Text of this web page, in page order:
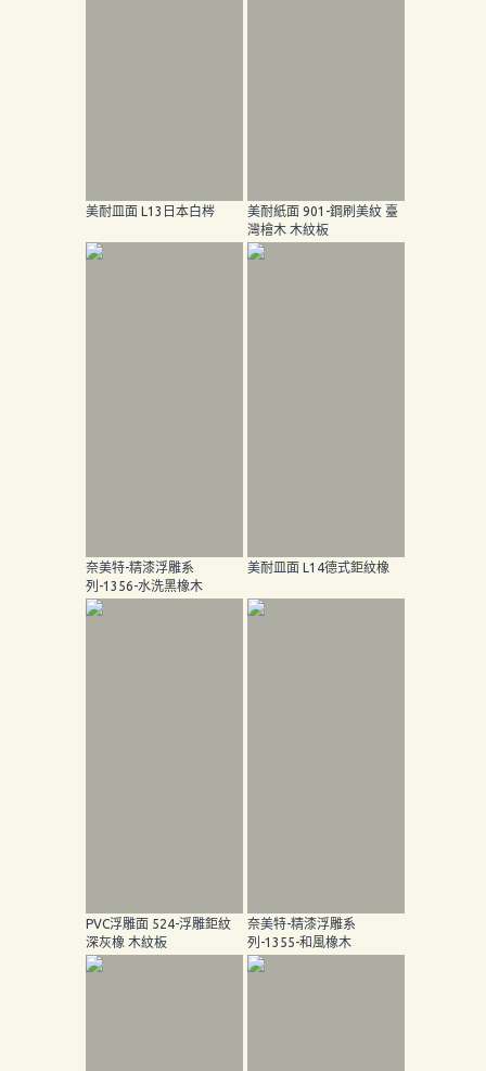
美耐皿面 L13日本白梣
美耐紙面 901-鋼刷美紋 臺
灣檜木 木紋板
奈美特-精漆浮雕系
列-1356-水洗黑橡木
美耐皿面 L14德式鉅紋橡
PVC浮雕面 524-浮雕鉅紋
深灰橡 木紋板
奈美特-精漆浮雕系
列-1355-和風橡木